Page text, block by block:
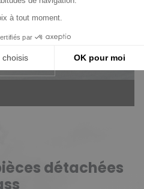
sans consigne,
plus
détachées